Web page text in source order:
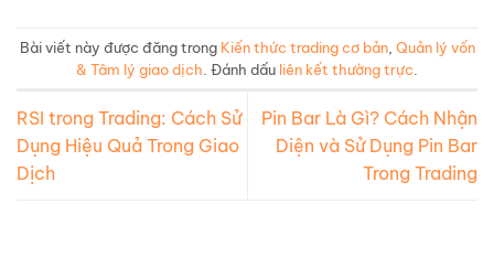
Bài viết này được đăng trong Kiến thức trading cơ bản, Quản lý vốn
& Tâm lý giao dịch . Đánh dấu liên kết thường trực
RSI trong Trading: Cách Sử
Dụng Hiệu Quả Trong Giao
Dịch
Pin Bar Là Gì? Cách Nhận
Diện và Sử Dụng Pin Bar
Trong Trading